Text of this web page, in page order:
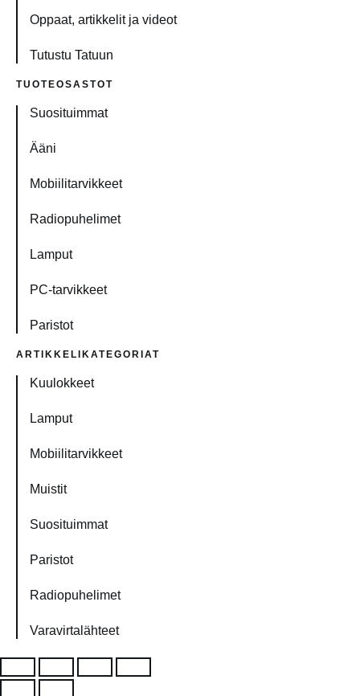
Oppaat, artikkelit ja videot
Tutustu Tatuun
TUOTEOSASTOT
Suosituimmat
Ääni
Mobiilitarvikkeet
Radiopuhelimet
Lamput
PC-tarvikkeet
Paristot
ARTIKKELIKATEGORIAT
Kuulokkeet
Lamput
Mobiilitarvikkeet
Muistit
Suosituimmat
Paristot
Radiopuhelimet
Varavirtalähteet